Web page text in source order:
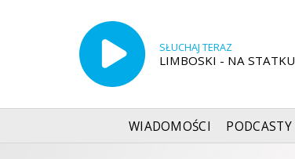
SŁUCHAJ TERAZ
LIMBOSKI - NA STATKU
WIADOMOŚCI PODCASTY